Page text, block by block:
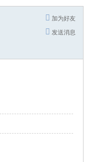
加为好友
发送消息